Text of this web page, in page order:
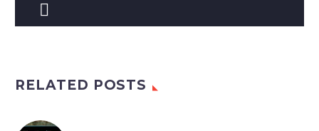


RELATED POSTS